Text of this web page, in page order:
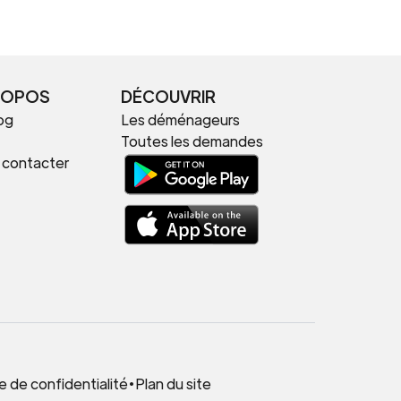
contacter
DÉCOUVRIR
Les déménageurs
Toutes les demandes
de confidentialité•Plan du site